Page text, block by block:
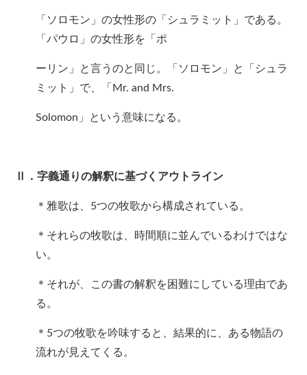
「ソロモン」の女性形の「シュラミット」である。
「パウロ」の女性形を「ポ
ーリン」と言うのと同じ。「ソロモン」と「シュラ
ミット」で、「Mr. and Mrs.
Solomon」という意味になる。
Ⅱ．字義通りの解釈に基づくアウトライン
＊雅歌は、5つの牧歌から構成されている。
＊それらの牧歌は、時間順に並んでいるわけではな
い。
＊それが、この書の解釈を困難にしている理由であ
る。
＊5つの牧歌を吟味すると、結果的に、ある物語の
流れが見えてくる。